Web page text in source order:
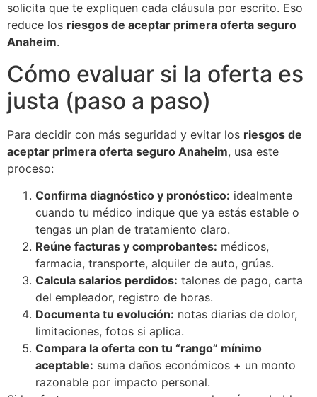
solicita que te expliquen cada cláusula por escrito. Eso
reduce los riesgos de aceptar primera oferta seguro
Anaheim.
Cómo evaluar si la oferta es
justa (paso a paso)
Para decidir con más seguridad y evitar los riesgos de
aceptar primera oferta seguro Anaheim, usa este
proceso:
Confirma diagnóstico y pronóstico: idealmente
cuando tu médico indique que ya estás estable o
tengas un plan de tratamiento claro.
Reúne facturas y comprobantes: médicos,
farmacia, transporte, alquiler de auto, grúas.
Calcula salarios perdidos: talones de pago, carta
del empleador, registro de horas.
Documenta tu evolución: notas diarias de dolor,
limitaciones, fotos si aplica.
Compara la oferta con tu “rango” mínimo
aceptable: suma daños económicos + un monto
razonable por impacto personal.